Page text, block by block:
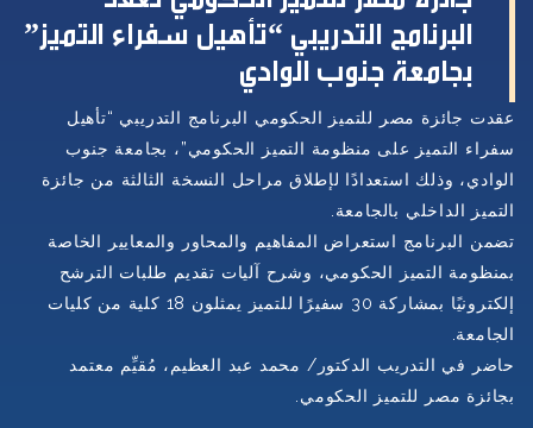
البرنامج التدريبي “تأهيل سفراء التميز”
بجامعة جنوب الوادي
عقدت جائزة مصر للتميز الحكومي البرنامج التدريبي “تأهيل
سفراء التميز على منظومة التميز الحكومي”، بجامعة جنوب
الوادي، وذلك استعدادًا لإطلاق مراحل النسخة الثالثة من جائزة
التميز الداخلي بالجامعة
تضمن البرنامج استعراض المفاهيم والمحاور والمعايير الخاصة
بمنظومة التميز الحكومي، وشرح آليات تقديم طلبات الترشح
إلكترونيًا بمشاركة 30 سفيرًا للتميز يمثلون 18 كلية من كليات
الجامعة
حاضر في التدريب الدكتور/ محمد عبد العظيم، مُقيِّم معتمد
بجائزة مصر للتميز الحكومي